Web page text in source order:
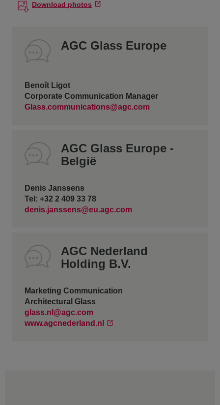
Download photos
AGC Glass Europe
Benoît Ligot
Corporate Communication Manager
Glass.communications@agc.com
AGC Glass Europe -
België
Denis Janssens
Tel: +32 2 409 33 78
denis.janssens@eu.agc.com
AGC Nederland
Holding B.V.
Marketing Communication
Architectural Glass
glass.nl@agc.com
www.agcnederland.nl